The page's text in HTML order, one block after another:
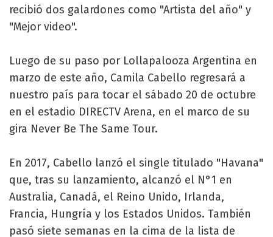
recibió dos galardones como "Artista del año" y
"Mejor video".
Luego de su paso por Lollapalooza Argentina en
marzo de este año, Camila Cabello regresará a
nuestro país para tocar el sábado 20 de octubre
en el estadio DIRECTV Arena, en el marco de su
gira Never Be The Same Tour.
En 2017, Cabello lanzó el single titulado "Havana"
que, tras su lanzamiento, alcanzó el N°1 en
Australia, Canadá, el Reino Unido, Irlanda,
Francia, Hungría y los Estados Unidos. También
pasó siete semanas en la cima de la lista de